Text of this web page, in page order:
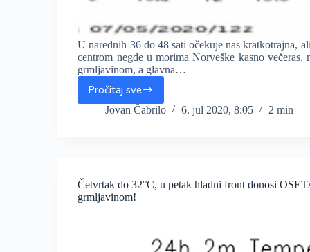
U narednih 36 do 48 sati očekuje nas kratkotrajna,
centrom negde u morima Norveške kasno
grmljavinom, a glavna…
Pročitaj sve
Noćas
promena
i
osetno
Jovan Čabrilo 6. jul 2020, 8:05 2 min
Četvrtak do 32°C, u petak hladni front donosi
grmljavinom!